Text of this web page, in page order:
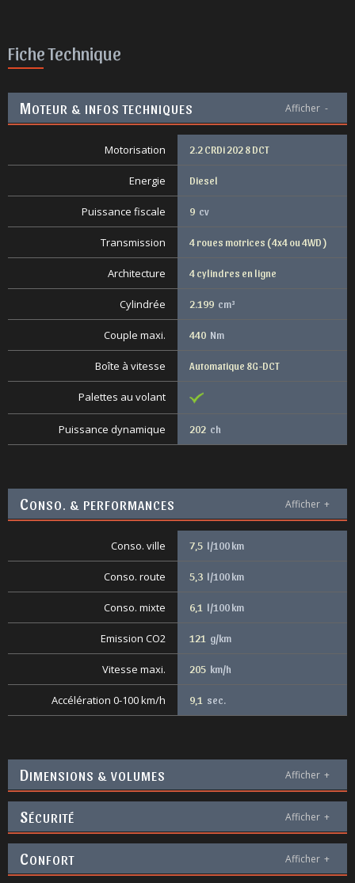
Fiche Technique
MOTEUR & INFOS TECHNIQUES Afficher -
Motorisation 2.2 CRDi 202 8 DCT
Energie Diesel
Puissance fiscale 9 cv
Transmission 4 roues motrices ( 4x4 ou 4WD )
Architecture 4 cylindres en ligne
Cylindrée 2.199 cm³
Couple maxi. 440 Nm
Boîte à vitesse Automatique 8G-DCT
Palettes au volant
Puissance dynamique 202 ch
CONSO. & PERFORMANCES Afficher +
Conso. ville 7,5 l/100 km
Conso. route 5,3 l/100 km
Conso. mixte 6,1 l/100 km
Emission CO2 121 g/km
Vitesse maxi. 205 km/h
Accélération 0-100 km/h 9,1 sec.
DIMENSIONS & VOLUMES Afficher +
SÉCURITÉ Afficher +
CONFORT Afficher +